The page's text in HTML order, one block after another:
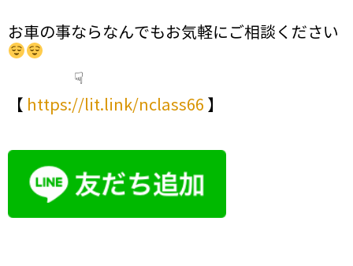
お車の事ならなんでもお気軽にご相談ください
☟
【 https://lit.link/nclass66 】